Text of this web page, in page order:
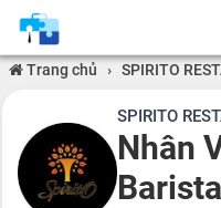
Trang chủ › SPIRITO
SPIRITO
Nhân
Barista